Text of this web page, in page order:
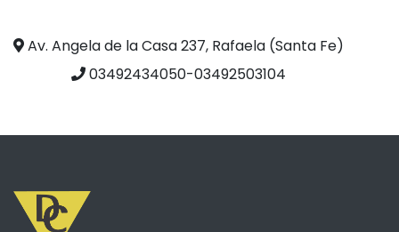
Av. Angela de la Casa 237, Rafaela (Santa Fe)
03492434050-03492503104